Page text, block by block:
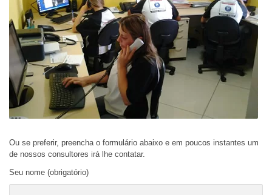
Ou se preferir, preencha o formulário abaixo e em poucos instantes um
de nossos consultores irá lhe contatar.
Seu nome (obrigatório)